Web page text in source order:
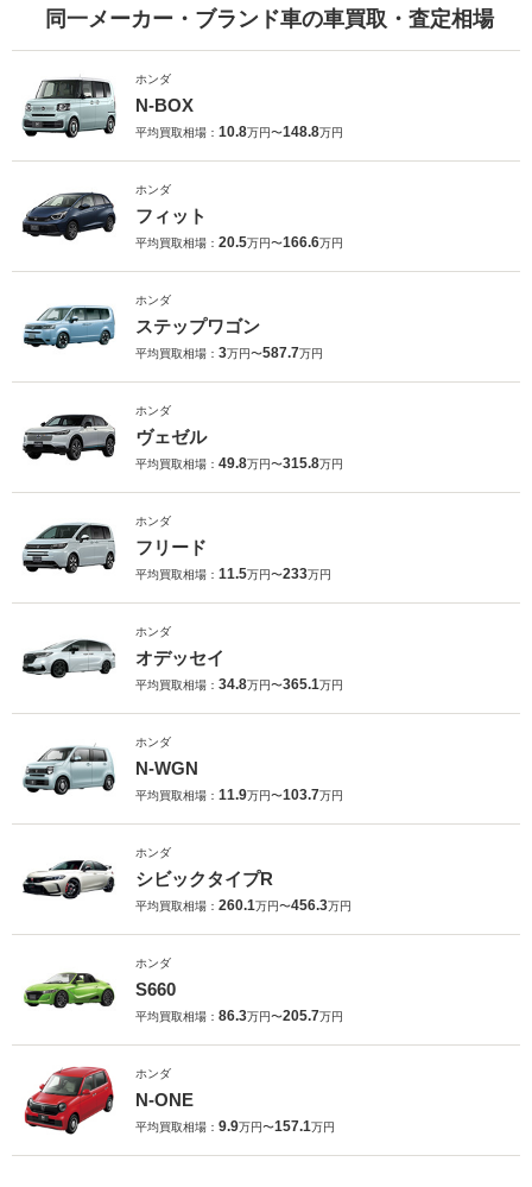
同一メーカー・ブランド車の車買取・査定相場
ホンダ
N-BOX
平均買取相場： 10.8万円〜148.8万円
ホンダ
フィット
平均買取相場： 20.5万円〜166.6万円
ホンダ
ステップワゴン
平均買取相場： 3万円〜587.7万円
ホンダ
ヴェゼル
平均買取相場： 49.8万円〜315.8万円
ホンダ
フリード
平均買取相場： 11.5万円〜233万円
ホンダ
オデッセイ
平均買取相場： 34.8万円〜365.1万円
ホンダ
N-WGN
平均買取相場： 11.9万円〜103.7万円
ホンダ
シビックタイプR
平均買取相場： 260.1万円〜456.3万円
ホンダ
S660
平均買取相場： 86.3万円〜205.7万円
ホンダ
N-ONE
平均買取相場： 9.9万円〜157.1万円